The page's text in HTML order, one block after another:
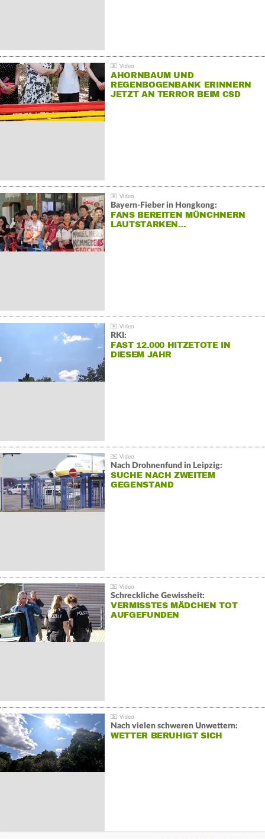
AHORNBAUM UND
REGENBOGENBANK ERINNERN
JETZT AN TERROR BEIM CSD
Bayern-Fieber in Hongkong:
FANS BEREITEN MÜNCHNERN
LAUTSTARKEN…
RKI:
FAST 12.000 HITZETOTE IN
DIESEM JAHR
Nach Drohnenfund in Leipzig:
SUCHE NACH ZWEITEM
GEGENSTAND
Schreckliche Gewissheit:
VERMISSTES MÄDCHEN TOT
AUFGEFUNDEN
Nach vielen schweren Unwettern:
WETTER BERUHIGT SICH